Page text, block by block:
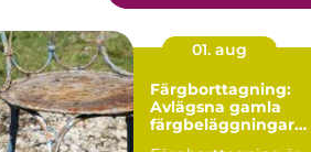
Häss...
01. aug
Färgborttagning:
Avlägsna gamla
färgbeläggningar